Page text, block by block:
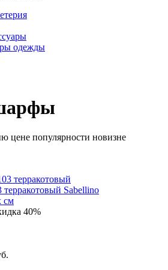
одежды
цене популярности новизне
Sabellino
см